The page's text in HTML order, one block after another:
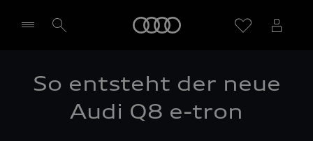
Händler wählen
So entsteht der neue
Audi Q8 e-tron